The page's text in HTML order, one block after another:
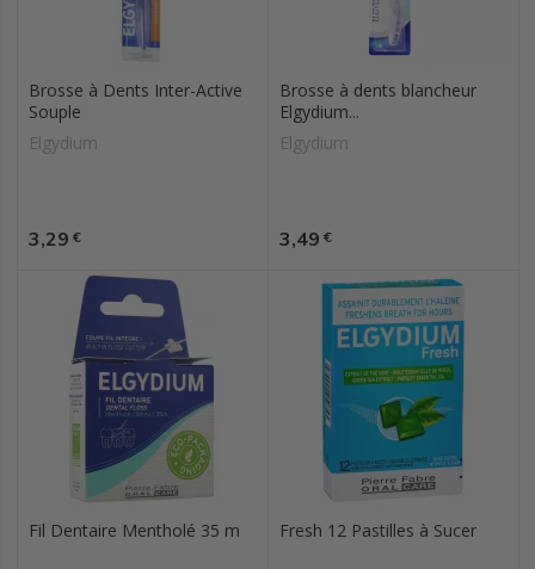
Brosse à Dents Inter-Active
Souple
Elgydium
Prix
3,29 €
Brosse à dents blancheur
Elgydium...
Elgydium
Prix
3,49 €
Fil Dentaire Mentholé 35 m Fresh 12 Pastilles à Sucer